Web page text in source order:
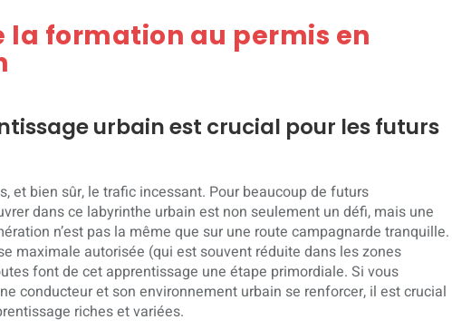
la formation au permis en
urbain est crucial pour les futurs
et bien sûr, le trafic incessant. Pour beaucoup de futurs
dans ce labyrinthe urbain est non seulement un défi, mais une
n’est pas la même que sur une route campagnarde tranquille.
maximale autorisée (qui est souvent réduite dans les zones
font de cet apprentissage une étape primordiale. Si vous
conducteur et son environnement urbain se renforcer, il est crucial
riches et variées.